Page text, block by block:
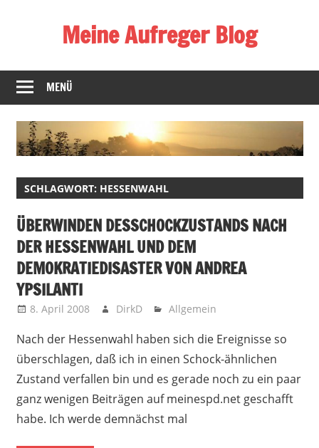
Meine Aufreger Blog
mich
positiv
negativ
aufregt
mir
MENÜ
SCHLAGWORT: HESSENWAHL
ÜBERWINDEN DESSCHOCKZUSTANDS NACH
DER HESSENWAHL UND DEM
DEMOKRATIEDISASTER VON ANDREA
YPSILANTI
8. April 2008 DirkD Allgemein
Nach der Hessenwahl haben sich die Ereignisse so
überschlagen, daß ich in einen Schock-ähnlichen
Zustand verfallen bin und es gerade noch zu ein paar
ganz wenigen Beiträgen auf meinespd.net geschafft
habe. Ich werde demnächst mal